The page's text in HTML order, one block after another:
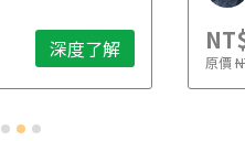
深度了解 原價